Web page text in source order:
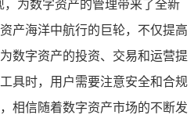
，为数字资产的管理带来了全新
产海洋中航行的巨轮，不仅提高
数字资产的投资、交易和运营提
具时，用户需要注意安全和合规
相信随着数字资产市场的不断发